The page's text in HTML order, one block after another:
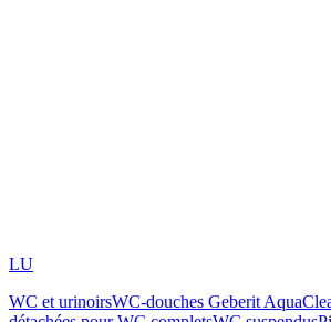
LU
WC et urinoirsWC-douches Geberit